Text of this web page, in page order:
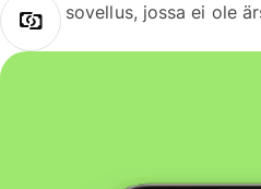
sovellus, jossa ei ole